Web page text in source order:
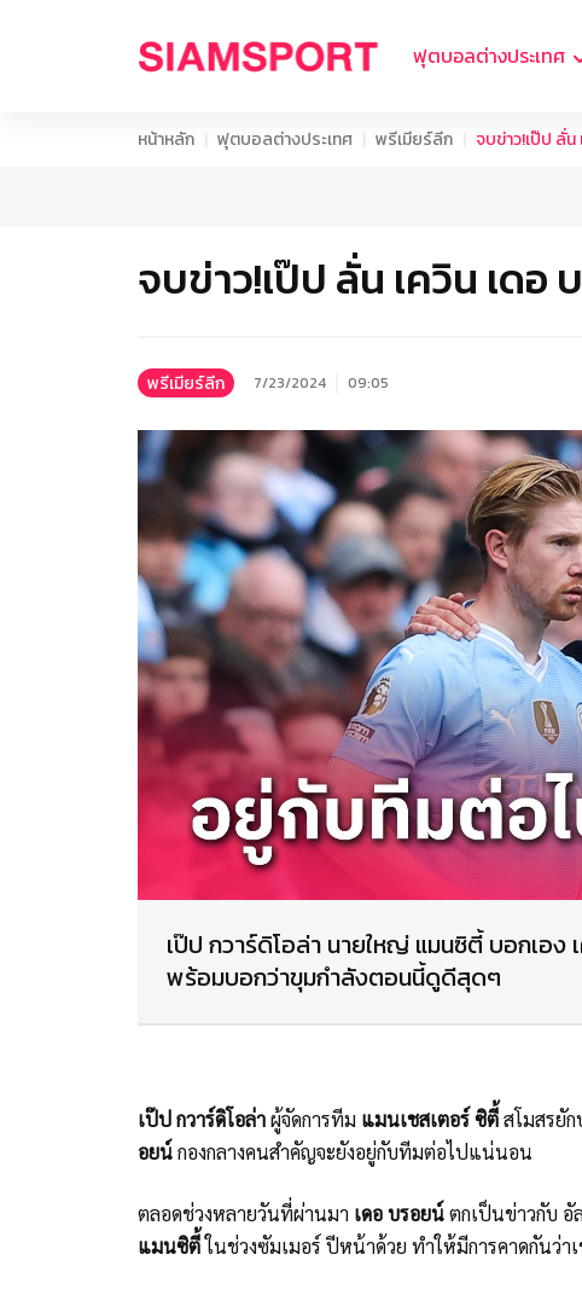
ฟุตบอลต่างประเทศ
หน้าหลัก ฟุตบอลต่างประเทศ พรีเมียร์ลีก จบข่าว!เป๊ป ลั่
จบข่าว!เป๊ป ลั่น เควิน เด
พรีเมียร์ลีก 7/23/2024 09:05
เป๊ป กวาร์ดิโอล่า นายใหญ่ แมนซิตี้ บอกเอง
พร้อมบอกว่าขุมกำลังตอนนี้ดูดีสุดๆ
เป๊ป กวาร์ดิโอล่าผู้จัดการทีม แมนเชสเตอร์ ซิตี้สโมสรยั
อยน์กองกลางคนสำคัญจะยังอยู่กับทีมต่อไปแน่นอน
ตลอดช่วงหลายวันที่ผ่านมา เดอ บรอยน์ตกเป็นข่าวกับ อั
แมนซิตี้ในช่วงซัมเมอร์ ปีหน้าด้วย ทำให้มีการคาดกันว่า